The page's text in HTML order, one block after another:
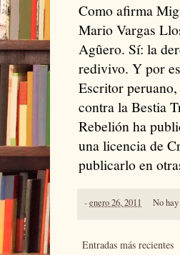
Como afirma
Mario Vargas
Agûero. Sí: la
redivivo. Y por
Escritor
contra la Bestia
Rebelión ha
una licencia de
publicarlo en
-enero 26, 2011 No
Entradas más recientes